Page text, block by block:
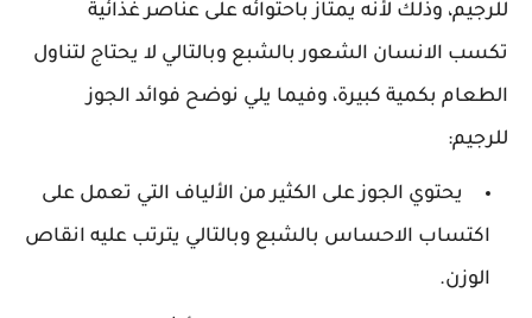
للرجيم، وذلك لأنه يمتاز باحتوائه على عناصر غذائية
تكسب الانسان الشعور بالشبع وبالتالي لا يحتاج لتناول
الطعام بكمية كبيرة، وفيما يلي نوضح فوائد الجوز
للرجيم:
يحتوي الجوز على الكثير من الألياف التي تعمل على
اكتساب الاحساس بالشبع وبالتالي يترتب عليه انقاص
الوزن.